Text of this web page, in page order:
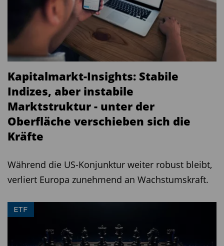
Kapitalmarkt-Insights: Stabile
Indizes, aber instabile
Marktstruktur - unter der
Oberfläche verschieben sich die
Kräfte
Während die US-Konjunktur weiter robust bleibt,
verliert Europa zunehmend an Wachstumskraft.
ETF